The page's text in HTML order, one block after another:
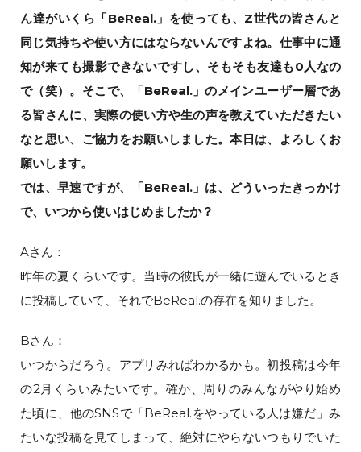
ん達がいくら「BeReal.」を使っても、Z世代の皆さんと
同じ気持ちや使い方にはならないんですよね。仕事中に通
知が来ても撮影できないですし、そもそも友達も0人なの
で（笑）。そこで、「BeReal.」のメインユーザー層であ
る皆さんに、実際の使い方や生の声を教えていただきたい
なと思い、ご協力をお願いしました。本日は、よろしくお
願いします。
では、早速ですが、「BeReal.」は、どういったきっかけ
で、いつから使いはじめましたか？
Aさん：
昨年の夏くらいです。当時の彼氏が一緒に遊んでいるとき
に投稿していて、それでBeReal.の存在を知りました。
Bさん：
いつからだろう。アプリみればわかるかも。初投稿は今年
の2月くらいみたいです。確か、周りのみんながやり始め
た頃に、他のSNSで「BeReal.をやっている人は嫌だ」み
たいな投稿を見てしまって、絶対にやらないつもりでいた